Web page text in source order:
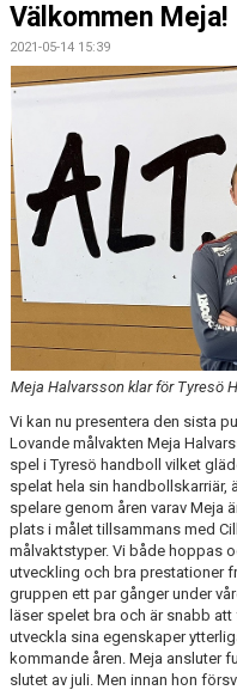
TABELL
KALENDER
KONTAKT
Välkommen Meja!
2021-05-14 15:39
Meja Halvarsson klar för Tyresö
Vi kan nu presentera den sista
Lovande målvakten Meja
spel i Tyresö handboll vilket
spelat hela sin
spelare genom åren varav Meja
plats i målet tillsammans med
målvaktstyper. Vi både hoppas
utveckling och bra prestationer
gruppen ett par gånger under
läser spelet bra och är snabb
utveckla sina egenskaper
kommande åren. Meja ansluter
slutet av juli. Men innan hon